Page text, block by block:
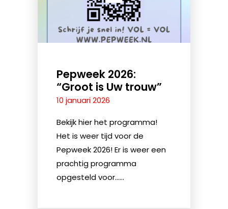
Pepweek 2026:
“Groot is Uw trouw”
10 januari 2026
Bekijk hier het programma!
Het is weer tijd voor de
Pepweek 2026! Er is weer een
prachtig programma
opgesteld voor......